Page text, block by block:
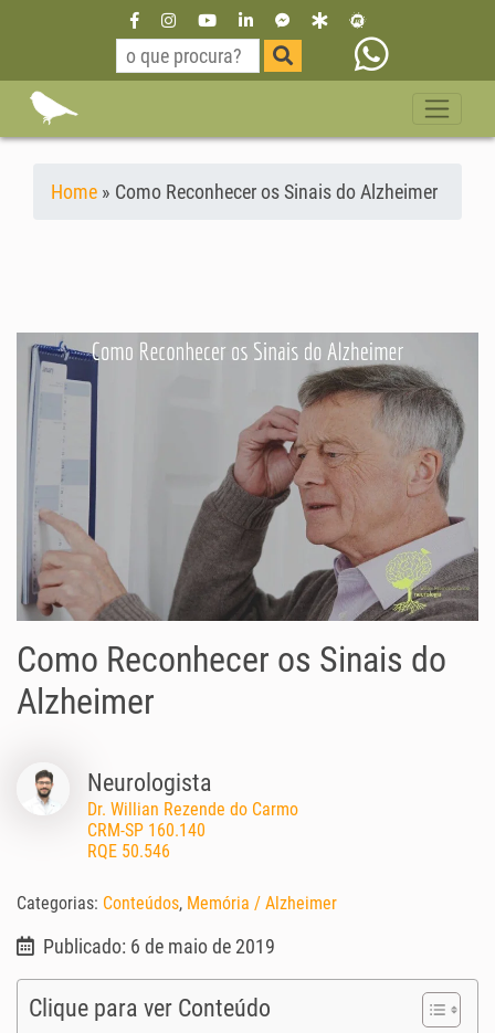
Home » Como Reconhecer os Sinais do Alzheimer
Como Reconhecer os Sinais do
Alzheimer
Neurologista
Dr. Willian Rezende do Carmo
CRM-SP 160.140
RQE 50.546
Categorias: Conteúdos, Memória / Alzheimer
Publicado: 6 de maio de 2019
Clique para ver Conteúdo